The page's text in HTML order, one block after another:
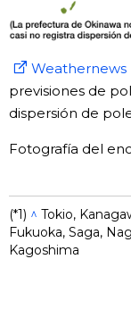
Weathernews
previsiones de
dispersión de
Fotografía del
(*1) ^ Tokio,
Fukuoka, Saga,
Kagoshima